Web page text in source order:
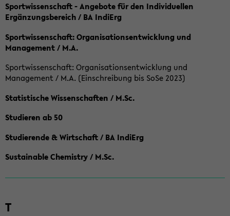
Sportwissenschaft - Angebote für den Individuellen
Ergänzungsbereich / BA IndiErg
Sportwissenschaft: Organisationsentwicklung und
Management / M.A.
Sportwissenschaft: Organisationsentwicklung und
Management / M.A. (Einschreibung bis SoSe 2023)
Statistische Wissenschaften / M.Sc.
Studieren ab 50
Studierende & Wirtschaft / BA IndiErg
Sustainable Chemistry / M.Sc.
T